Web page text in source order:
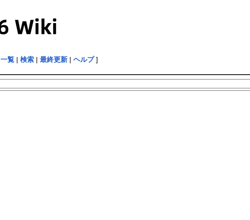
一覧| 検索| 最終更新| ヘルプ]